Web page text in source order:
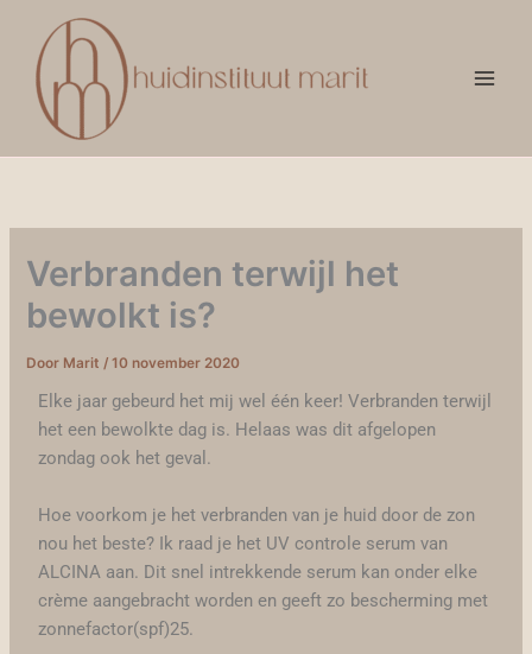
inhoud
Verbranden terwijl het
bewolkt is?
Door Marit/10 november 2020
Elke jaar gebeurd het mij wel één keer! Verbranden terwijl
het een bewolkte dag is. Helaas was dit afgelopen
zondag ook het geval.
Hoe voorkom je het verbranden van je huid door de zon
nou het beste? Ik raad je het UV controle serum van
ALCINA aan. Dit snel intrekkende serum kan onder elke
crème aangebracht worden en geeft zo bescherming met
zonnefactor(spf)25.